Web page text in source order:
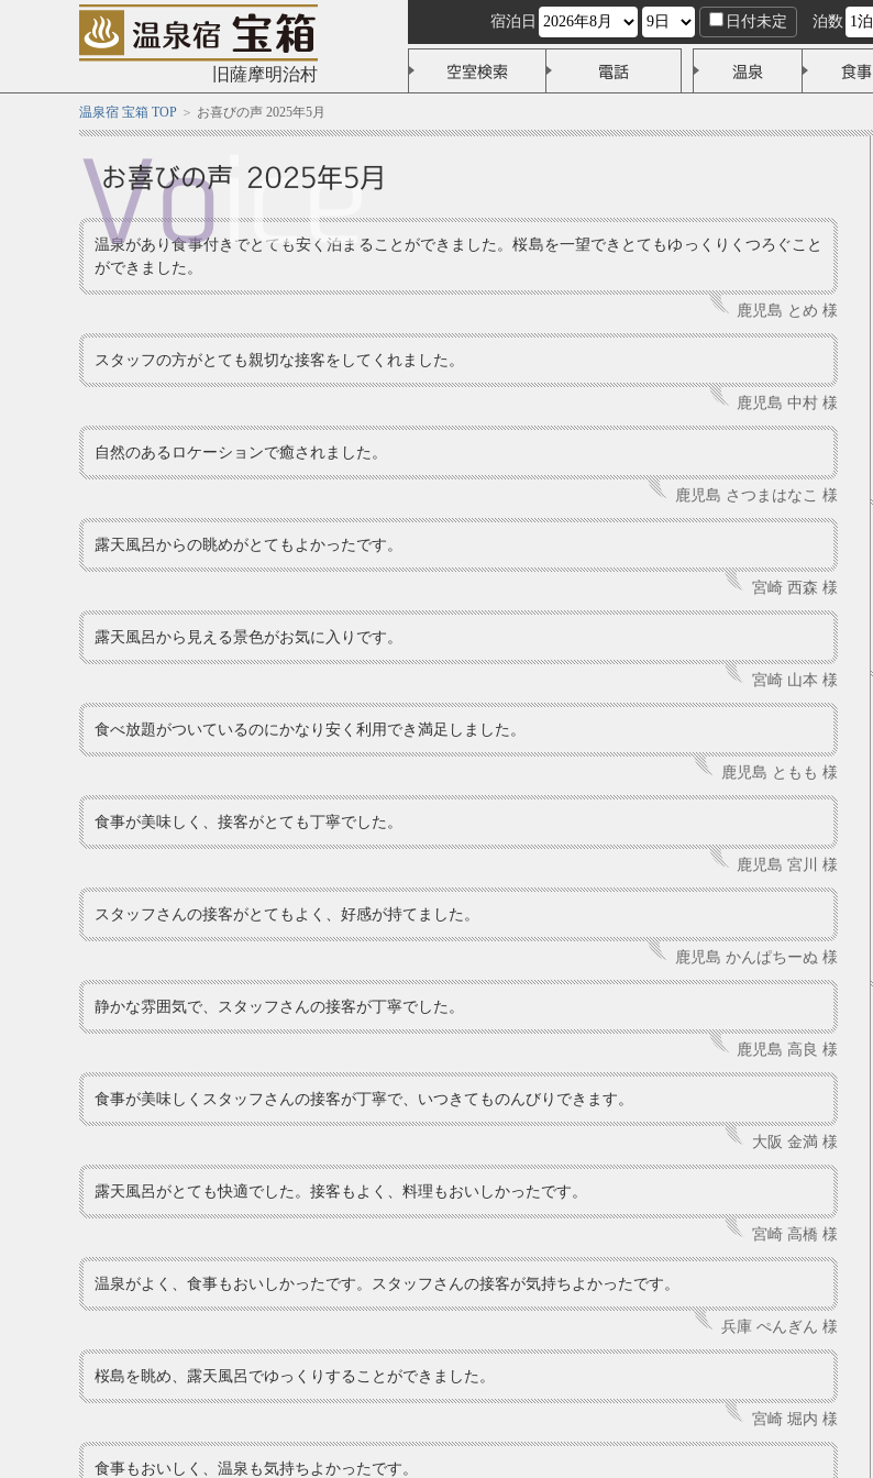
旧薩摩明治村
宿泊日 日付未定 泊数
空室検索 電話 温泉 食事
温泉宿 宝箱 TOP お喜びの声 2025年5月
お喜びの声 2025年5月
Voice
温泉があり食事付きでとても安く泊まることができました。桜島を一望できとてもゆっくりくつろぐこと
ができました。
鹿児島 とめ 様
スタッフの方がとても親切な接客をしてくれました。
鹿児島 中村 様
自然のあるロケーションで癒されました。
鹿児島 さつまはなこ 様
露天風呂からの眺めがとてもよかったです。
宮崎 西森 様
露天風呂から見える景色がお気に入りです。
宮崎 山本 様
食べ放題がついているのにかなり安く利用でき満足しました。
鹿児島 ともも 様
食事が美味しく、接客がとても丁寧でした。
鹿児島 宮川 様
スタッフさんの接客がとてもよく、好感が持てました。
鹿児島 かんぱちーぬ 様
静かな雰囲気で、スタッフさんの接客が丁寧でした。
鹿児島 高良 様
食事が美味しくスタッフさんの接客が丁寧で、いつきてものんびりできます。
大阪 金満 様
露天風呂がとても快適でした。接客もよく、料理もおいしかったです。
宮崎 高橋 様
温泉がよく、食事もおいしかったです。スタッフさんの接客が気持ちよかったです。
兵庫 ぺんぎん 様
桜島を眺め、露天風呂でゆっくりすることができました。
宮崎 堀内 様
食事もおいしく、温泉も気持ちよかったです。